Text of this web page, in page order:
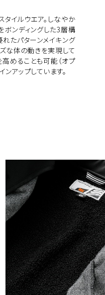
イルウエア。しなやか
ボンディングした3層構
たパターンメイキング
な体の動きを実現して
めることも可能（オプ
ンアップしています。
BLACK ¥31,900(税込)
¥31,900(税込)
BLACK ¥31,900(税込)